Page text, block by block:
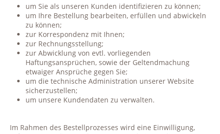
um Sie als unseren Kunden identifizieren zu können;
um Ihre Bestellung bearbeiten, erfüllen und abwickeln
zu können;
zur Korrespondenz mit Ihnen;
zur Rechnungsstellung;
zur Abwicklung von evtl. vorliegenden
Haftungsansprüchen, sowie der Geltendmachung
etwaiger Ansprüche gegen Sie;
um die technische Administration unserer Website
sicherzustellen;
um unsere Kundendaten zu verwalten.
Im Rahmen des Bestellprozesses wird eine Einwilligung,